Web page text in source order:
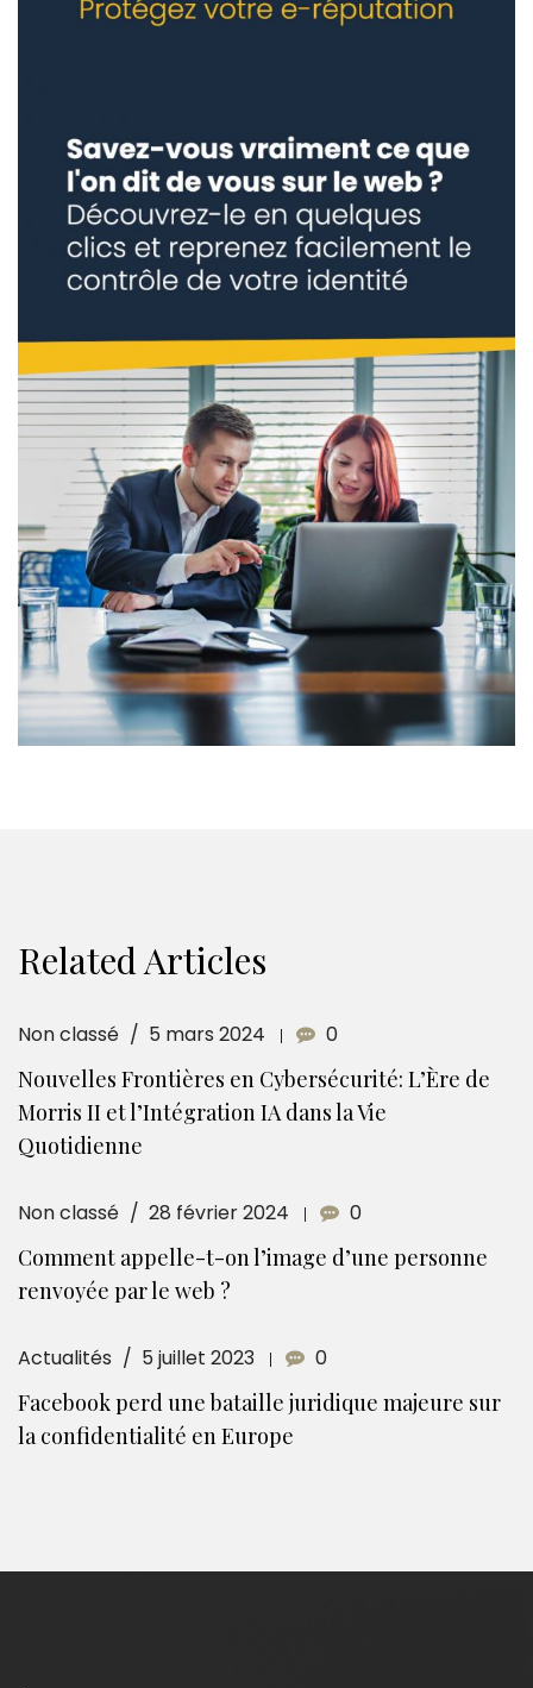
Related Articles
Non classé 5 mars 2024 0
Nouvelles Frontières en Cybersécurité: L’Ère de
Morris II et l’Intégration IA dans la Vie
Quotidienne
Non classé 28 février 2024 0
Comment appelle-t-on l’image d’une personne
renvoyée par le web ?
Actualités 5 juillet 2023 0
Facebook perd une bataille juridique majeure sur
la confidentialité en Europe